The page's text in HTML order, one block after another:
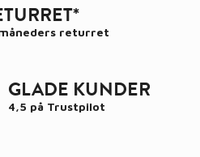
returret
GLADE KUNDER
4,5 på Trustpilot